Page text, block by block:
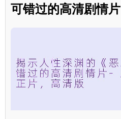
可错过的高清剧情片